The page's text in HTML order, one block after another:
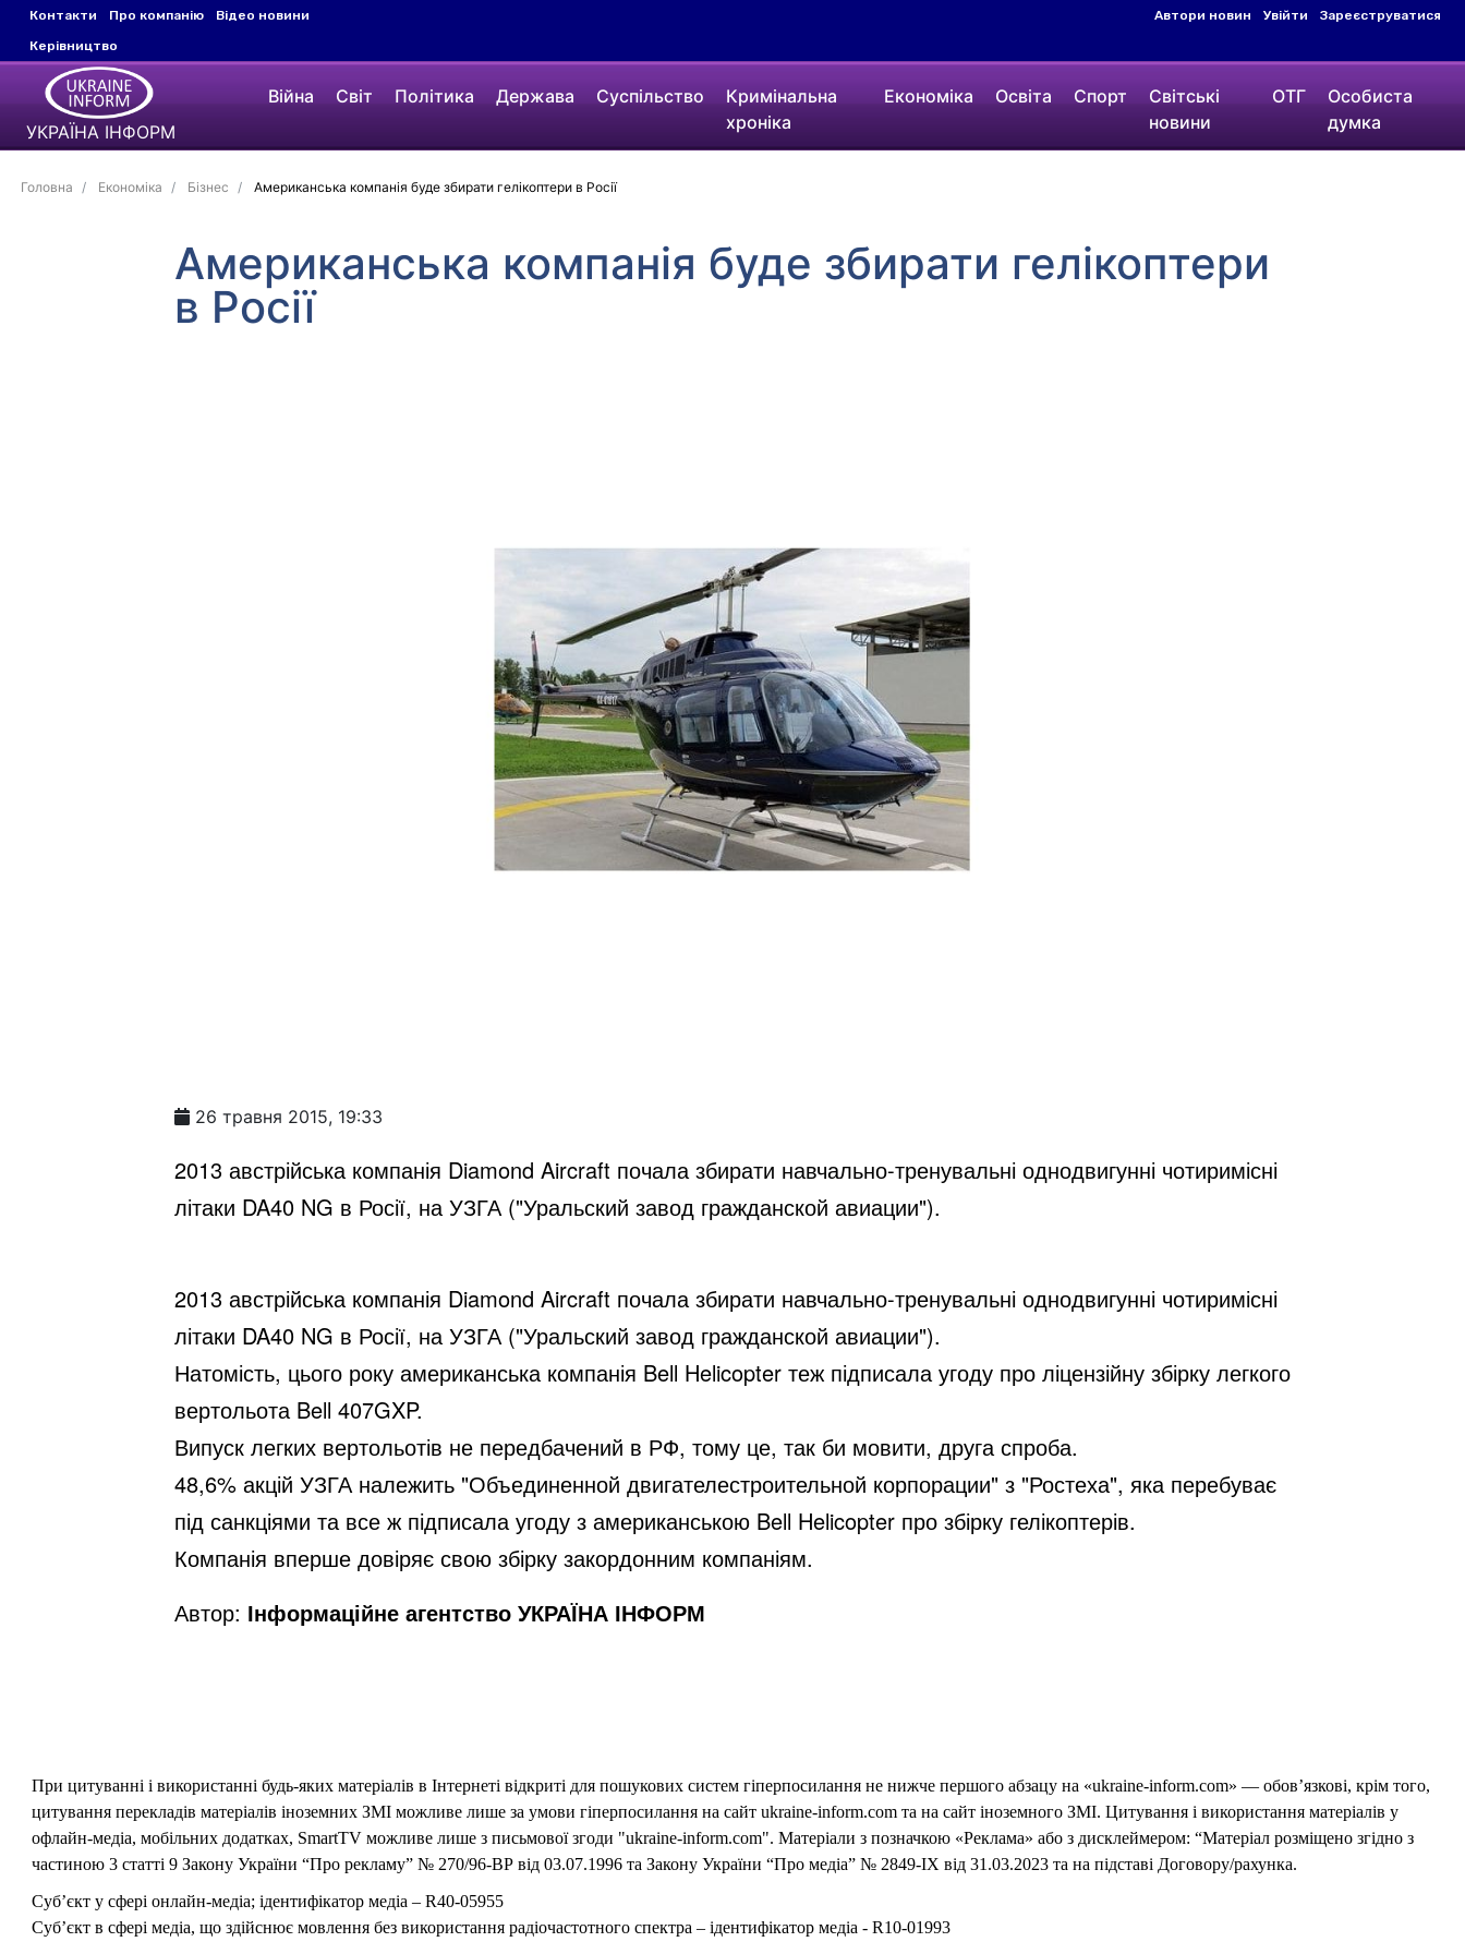
Контакти Про компанію
Відео новини
Керівництво
Автори новин Увійти Зареєструватися
УКРАЇНА ІНФОРМ
Війна Світ Політика Держава Суспільство
Кримінальна
хроніка
Економіка Освіта Спорт
Світські
новини
ОТГ
Особиста
думка
Головна Економіка Бізнес Американська компанія буде збирати гелікоптери в Росії
Американська компанія буде збирати гелікоптери
в Росії
26 травня 2015, 19:33
2013 австрійська компанія Diamond Aircraft почала збирати навчально-тренувальні однодвигунні чотиримісні
літаки DA40 NG в Росії, на УЗГА ("Уральский завод гражданской авиации").
2013 австрійська компанія Diamond Aircraft почала збирати навчально-тренувальні однодвигунні чотиримісні
літаки DA40 NG в Росії, на УЗГА ("Уральский завод гражданской авиации").
Натомість, цього року американська компанія Bell Helicopter теж підписала угоду про ліцензійну збірку легкого
вертольота Bell 407GXP.
Випуск легких вертольотів не передбачений в РФ, тому це, так би мовити, друга спроба.
48,6% акцій УЗГА належить "Объединенной двигателестроительной корпорации" з "Ростеха", яка перебуває
під санкціями та все ж підписала угоду з американською Bell Helicopter про збірку гелікоптерів.
Компанія вперше довіряє свою збірку закордонним компаніям.
Автор: Інформаційне агентство УКРАЇНА ІНФОРМ
При цитуванні і використанні будь-яких матеріалів в Інтернеті відкриті для пошукових систем гіперпосилання не нижче першого абзацу на «ukraine-inform.com» — обов’язкові, крім того,
цитування перекладів матеріалів іноземних ЗМІ можливе лише за умови гіперпосилання на сайт ukraine-inform.com та на сайт іноземного ЗМІ. Цитування і використання матеріалів у
офлайн-медіа, мобільних додатках, SmartTV можливе лише з письмової згоди "ukraine-inform.com". Матеріали з позначкою «Реклама» або з дисклеймером: “Матеріал розміщено згідно з
частиною 3 статті 9 Закону України “Про рекламу” № 270/96-ВР від 03.07.1996 та Закону України “Про медіа” № 2849-IX від 31.03.2023 та на підставі Договору/рахунка.
Суб’єкт у сфері онлайн-медіа; ідентифікатор медіа – R40-05955
Суб’єкт в сфері медіа, що здійснює мовлення без використання радіочастотного спектра – ідентифікатор медіа - R10-01993